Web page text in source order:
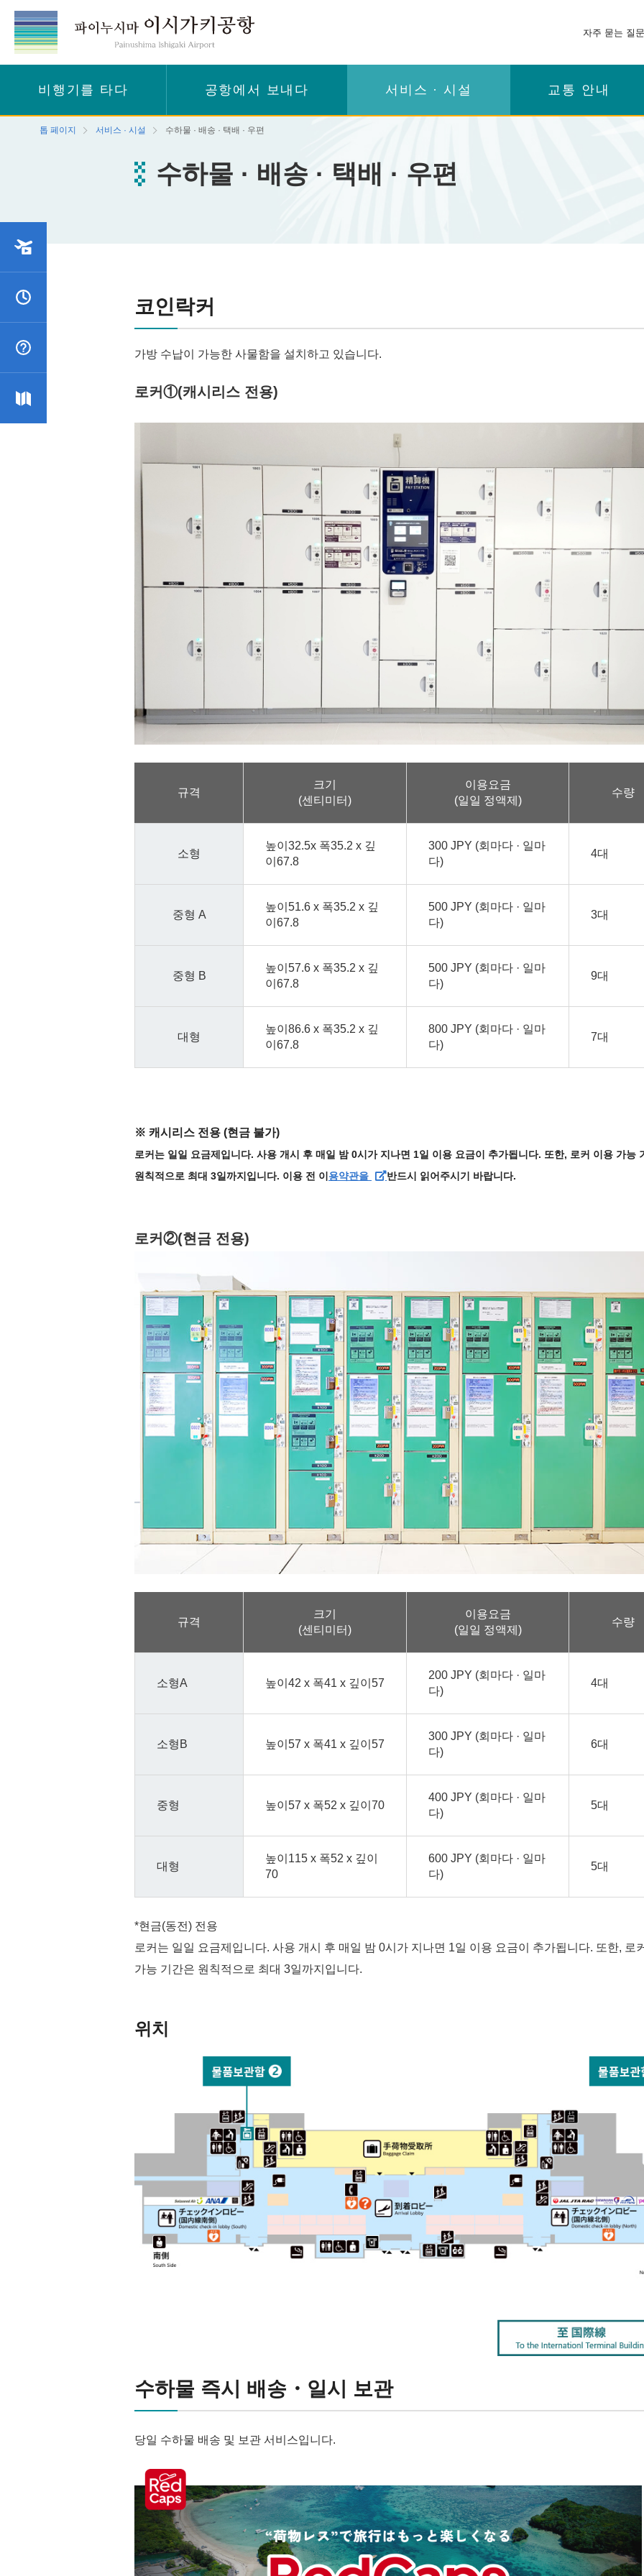
자주 묻는 질문
비행기를 타다 공항에서 보내다 서비스 · 시설 교통 안내
도착 상황
케줄
질문
맵
톱 페이지 서비스 · 시설 수하물 · 배송 · 택배 · 우편
수하물 · 배송 · 택배 · 우편
코인락커
가방 수납이 가능한 사물함을 설치하고 있습니다.
로커①(캐시리스 전용)
규격
크기
(센티미터)
이용요금
(일일 정액제)
수량
소형
높이32.5x 폭35.2 x 깊
이67.8
300 JPY (회마다 · 일마
다)
4대
중형 A
높이51.6 x 폭35.2 x 깊
이67.8
500 JPY (회마다 · 일마
다)
3대
중형 B
높이57.6 x 폭35.2 x 깊
이67.8
500 JPY (회마다 · 일마
다)
9대
대형
높이86.6 x 폭35.2 x 깊
이67.8
800 JPY (회마다 · 일마
다)
7대
※ 캐시리스 전용 (현금 불가)
로커는 일일 요금제입니다. 사용 개시 후 매일 밤 0시가 지나면 1일 이용 요금이 추가됩니다. 또한, 로커 이용 가능
원칙적으로 최대 3일까지입니다. 이용 전 이용약관을 반드시 읽어주시기 바랍니다.
로커②(현금 전용)
규격
크기
(센티미터)
이용요금
(일일 정액제)
수량
소형A 높이42 x 폭41 x 깊이57
200 JPY (회마다 · 일마
다)
4대
소형B 높이57 x 폭41 x 깊이57
300 JPY (회마다 · 일마
다)
6대
중형 높이57 x 폭52 x 깊이70
400 JPY (회마다 · 일마
다)
5대
대형
높이115 x 폭52 x 깊이
70
600 JPY (회마다 · 일마
다)
5대
*현금(동전) 전용
로커는 일일 요금제입니다. 사용 개시 후 매일 밤 0시가 지나면 1일 이용 요금이 추가됩니다. 또한, 로
가능 기간은 원칙적으로 최대 3일까지입니다.
위치
수하물 즉시 배송・일시 보관
당일 수하물 배송 및 보관 서비스입니다.